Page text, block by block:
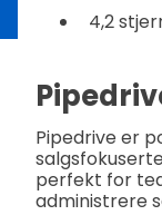
4,2
Pipedrive er
perfekt for
administrere